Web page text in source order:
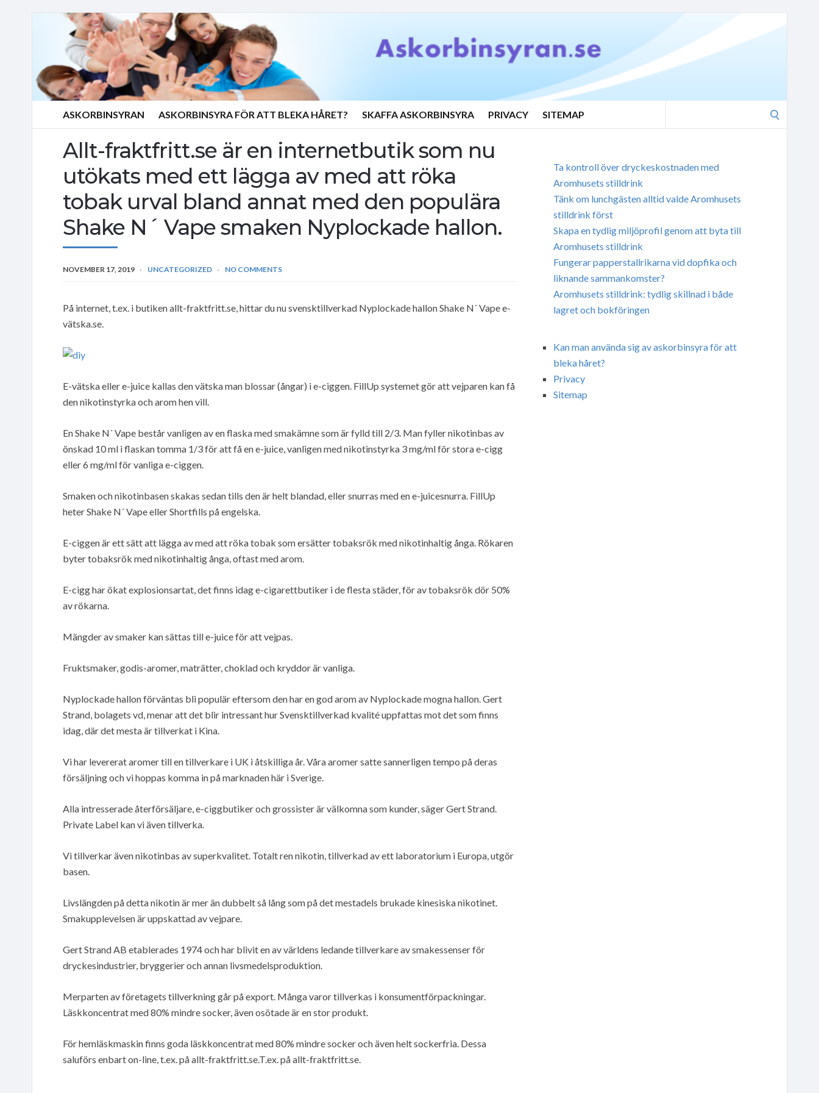
ASKORBINSYRAN ASKORBINSYRA FÖR ATT BLEKA HÅRET? SKAFFA ASKORBINSYRA PRIVACY SITEMAP
Allt-fraktfritt.se är en internetbutik som nu
utökats med ett lägga av med att röka
tobak urval bland annat med den populära
Shake N´ Vape smaken Nyplockade hallon.
NOVEMBER 17, 2019 UNCATEGORIZED NO COMMENTS
På internet, t.ex. i butiken allt-fraktfritt.se, hittar du nu svensktillverkad Nyplockade hallon Shake N´ Vape e-
vätska.se.
E-vätska eller e-juice kallas den vätska man blossar (ångar) i e-ciggen. FillUp systemet gör att vejparen kan få
den nikotinstyrka och arom hen vill.
En Shake N´ Vape består vanligen av en flaska med smakämne som är fylld till 2/3. Man fyller nikotinbas av
önskad 10 ml i flaskan tomma 1/3 för att få en e-juice, vanligen med nikotinstyrka 3 mg/ml för stora e-cigg
eller 6 mg/ml för vanliga e-ciggen.
Smaken och nikotinbasen skakas sedan tills den är helt blandad, eller snurras med en e-juicesnurra. FillUp
heter Shake N´ Vape eller Shortfills på engelska.
E-ciggen är ett sätt att lägga av med att röka tobak som ersätter tobaksrök med nikotinhaltig ånga. Rökaren
byter tobaksrök med nikotinhaltig ånga, oftast med arom.
E-cigg har ökat explosionsartat, det finns idag e-cigarettbutiker i de flesta städer, för av tobaksrök dör 50%
av rökarna.
Mängder av smaker kan sättas till e-juice för att vejpas.
Fruktsmaker, godis-aromer, maträtter, choklad och kryddor är vanliga.
Nyplockade hallon förväntas bli populär eftersom den har en god arom av Nyplockade mogna hallon. Gert
Strand, bolagets vd, menar att det blir intressant hur Svensktillverkad kvalité uppfattas mot det som finns
idag, där det mesta är tillverkat i Kina.
Vi har levererat aromer till en tillverkare i UK i åtskilliga år. Våra aromer satte sannerligen tempo på deras
försäljning och vi hoppas komma in på marknaden här i Sverige.
Alla intresserade återförsäljare, e-ciggbutiker och grossister är välkomna som kunder, säger Gert Strand.
Private Label kan vi även tillverka.
Vi tillverkar även nikotinbas av superkvalitet. Totalt ren nikotin, tillverkad av ett laboratorium i Europa, utgör
basen.
Livslängden på detta nikotin är mer än dubbelt så lång som på det mestadels brukade kinesiska nikotinet.
Smakupplevelsen är uppskattad av vejpare.
Gert Strand AB etablerades 1974 och har blivit en av världens ledande tillverkare av smakessenser för
dryckesindustrier, bryggerier och annan livsmedelsproduktion.
Merparten av företagets tillverkning går på export. Många varor tillverkas i konsumentförpackningar.
Läskkoncentrat med 80% mindre socker, även osötade är en stor produkt.
För hemläskmaskin finns goda läskkoncentrat med 80% mindre socker och även helt sockerfria. Dessa
saluförs enbart on-line, t.ex. på allt-fraktfritt.se.T.ex. på allt-fraktfritt.se.
Ta kontroll över dryckeskostnaden med
Aromhusets stilldrink
Tänk om lunchgästen alltid valde Aromhusets
stilldrink först
Skapa en tydlig miljöprofil genom att byta till
Aromhusets stilldrink
Fungerar papperstallrikarna vid dopfika och
liknande sammankomster?
Aromhusets stilldrink: tydlig skillnad i både
lagret och bokföringen
Kan man använda sig av askorbinsyra för att
bleka håret?
Privacy
Sitemap